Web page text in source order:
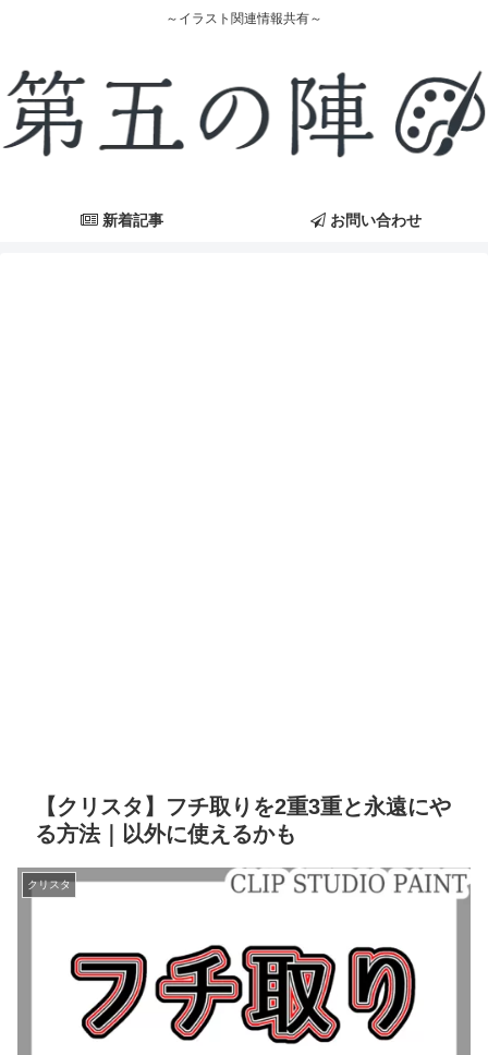
～イラスト関連情報共有～
新着記事 お問い合わせ
【クリスタ】フチ取りを2重3重と永遠にや
る方法｜以外に使えるかも
クリスタ